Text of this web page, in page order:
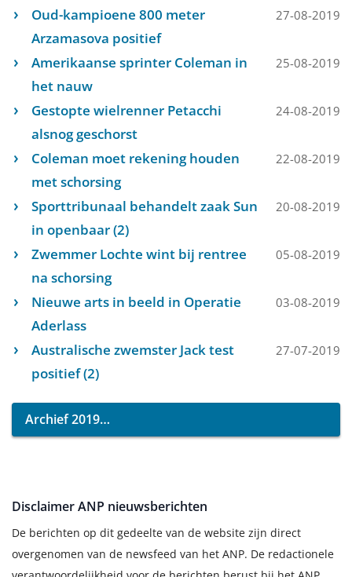
Oud-kampioene 800 meter
Arzamasova positief
27-08-2019
Amerikaanse sprinter Coleman in
het nauw
25-08-2019
Gestopte wielrenner Petacchi
alsnog geschorst
24-08-2019
Coleman moet rekening houden
met schorsing
22-08-2019
Sporttribunaal behandelt zaak Sun
in openbaar (2)
20-08-2019
Zwemmer Lochte wint bij rentree
na schorsing
05-08-2019
Nieuwe arts in beeld in Operatie
Aderlass
03-08-2019
Australische zwemster Jack test
positief (2)
27-07-2019
Archief 2019
Disclaimer ANP nieuwsberichten
De berichten op dit gedeelte van de website zijn direct
overgenomen van de newsfeed van het ANP. De redactionele